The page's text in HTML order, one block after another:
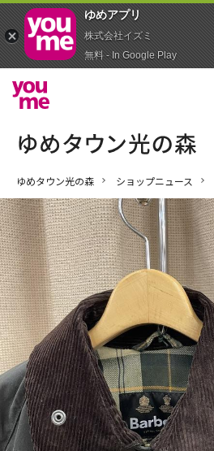
ゆめタウン光の森 ショップニュース
ゆめアプ‪リ‬
株式会社イズミ
無料 - In Google Play